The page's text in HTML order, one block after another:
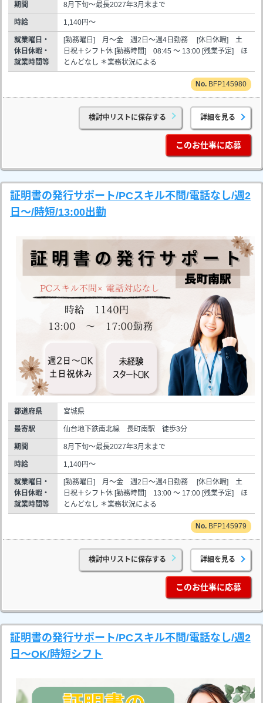
期間 8月下旬～最長2027年3月末まで
時給 1,140円～
就業曜日・
休日休暇・
就業時間等
[勤務曜日] 月～金 週2日～週4日勤務 [休日休暇] 土
日祝＋シフト休 [勤務時間] 08:45 ～ 13:00 [残業予定] ほ
とんどなし ＊業務状況による
BFP145980
検討中リストに保存する 詳細を見る
このお仕事に応募
証明書の発行サポート/PCスキル不問/電話なし/週2
日～/時短/13:00出勤
都道府県 宮城県
最寄駅 仙台地下鉄南北線 長町南駅 徒歩3分
期間 8月下旬～最長2027年3月末まで
時給 1,140円～
就業曜日・
休日休暇・
就業時間等
[勤務曜日] 月～金 週2日～週4日勤務 [休日休暇] 土
日祝＋シフト休 [勤務時間] 13:00 ～ 17:00 [残業予定] ほ
とんどなし ＊業務状況による
BFP145979
検討中リストに保存する 詳細を見る
このお仕事に応募
証明書の発行サポート/PCスキル不問/電話なし/週2
日～OK/時短シフト